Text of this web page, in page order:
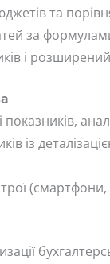
та
за
і
із